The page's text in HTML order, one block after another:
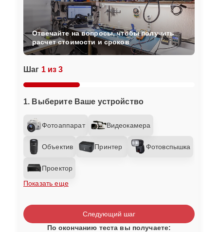
Шаг 1 из 3
1. Выберите Ваше устройство
Фотоаппарат Видеокамера
Объектив Принтер Фотовспышка
Проектор
Показать еще
Отвечайте на вопросы, чтобы получить
расчет стоимости и сроков
Следующий шаг
По окончанию теста вы получаете: